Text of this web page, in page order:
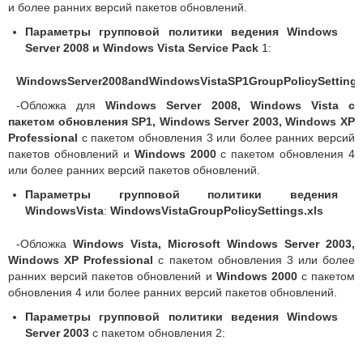
и более ранних версий пакетов обновлений.
Параметры групповой политики ведения Windows
Server 2008 и Windows Vista Service Pack 1:
-Обложка дляWindows Server 2008, Windows Vista с
пакетом обновления SP1, Windows Server 2003, Windows XP
Professional с пакетом обновления 3 или более ранних версий
пакетов обновлений и Windows 2000с пакетом обновления 4
или более ранних версий пакетов обновлений.
Параметры групповой политики ведения
WindowsVista: WindowsVistaGroupPolicySettings.xls
-Обложка Windows Vista, Microsoft Windows Server 2003,
Windows XP Professional с пакетом обновления 3 или более
ранних версий пакетов обновлений и Windows 2000с пакетом
обновления 4 или более ранних версий пакетов обновлений.
Параметры групповой политики ведения Windows
Server 2003 с пакетом обновления 2: